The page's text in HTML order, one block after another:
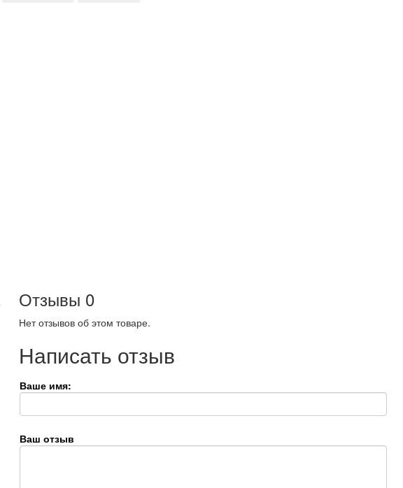
Отзывы 0
Нет отзывов об этом товаре.
Написать отзыв
Ваше имя:
Ваш отзыв